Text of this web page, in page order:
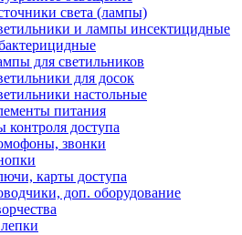
света (лампы)
и лампы инсектицидные
для светильников
для досок
настольные
питания
контроля доступа
звонки
карты доступа
доп. оборудование